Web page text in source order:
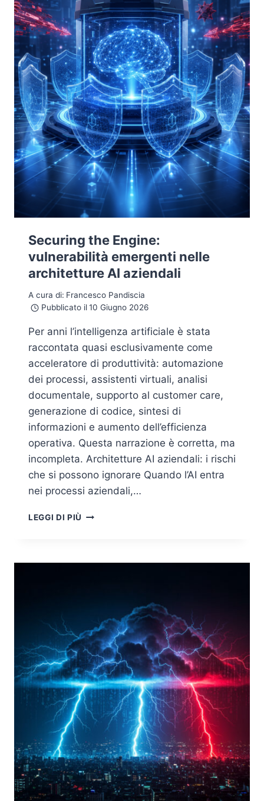
Securing the Engine:
vulnerabilità emergenti nelle
architetture AI aziendali
A cura di: Francesco Pandiscia
Pubblicato il 10 Giugno 2026
Per anni l’intelligenza artificiale è stata
raccontata quasi esclusivamente come
acceleratore di produttività: automazione
dei processi, assistenti virtuali, analisi
documentale, supporto al customer care,
generazione di codice, sintesi di
informazioni e aumento dell’efficienza
operativa. Questa narrazione è corretta, ma
incompleta. Architetture AI aziendali: i rischi
che si possono ignorare Quando l’AI entra
nei processi aziendali,…
LEGGI DI PIÙ SECURING
EMERGENTI
AZIENDALI